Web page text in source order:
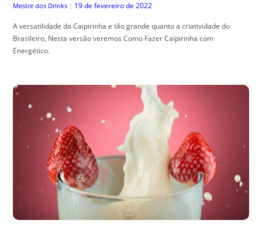
Mestre dos Drinks | 19 de fevereiro de 2022
A versatilidade da Caipirinha e tão grande quanto a criatividade do
Brasileiro, Nesta versão veremos Como Fazer Caipirinha com
Energético.